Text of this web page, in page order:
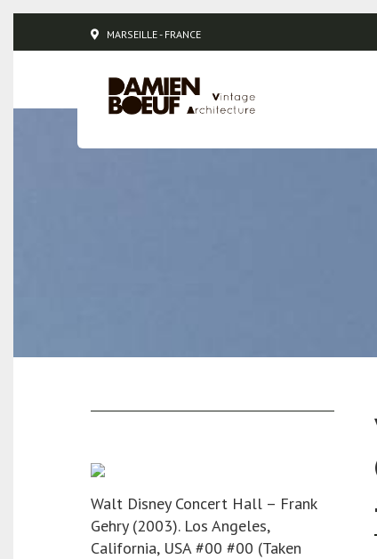
MARSEILLE - FRANCE
Walt Disney Concert Hall – Frank
Gehry (2003). Los Angeles,
California, USA #00 #00 (Taken